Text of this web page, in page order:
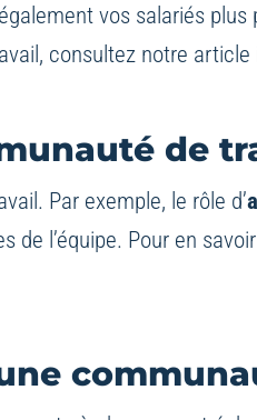
vos salariés
consultez notre article
de
Par exemple, le rôle d’
l’équipe. Pour en